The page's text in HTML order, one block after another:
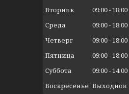
Вторник
09:00 18:00
Среда
09:00 18:00
Четверг
09:00 18:00
Пятница
09:00 18:00
Суббота
09:00 14:00
Воскресенье Выходной